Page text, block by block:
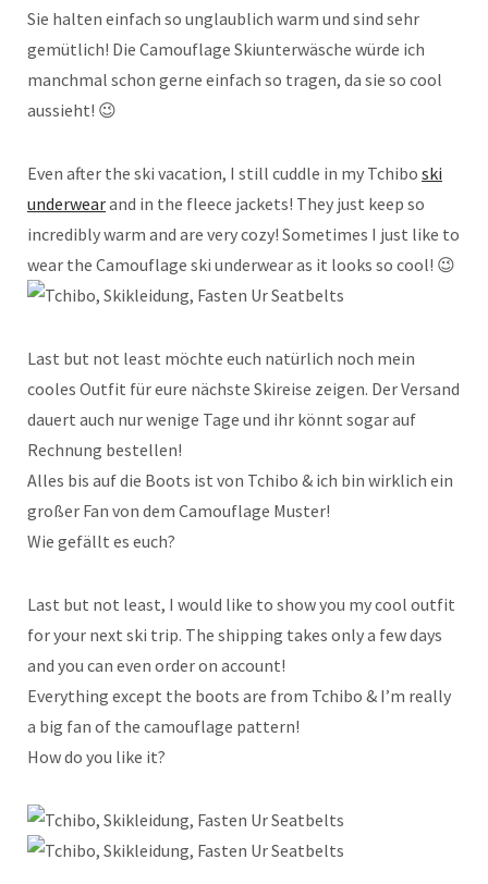
Sie halten einfach so unglaublich warm und sind sehr
gemütlich! Die Camouflage Skiunterwäsche würde ich
manchmal schon gerne einfach so tragen, da sie so cool
aussieht! 😉
Even after the ski vacation, I still cuddle in my Tchibo ski
underwearand in the fleece jackets! They just keep so
incredibly warm and are very cozy! Sometimes I just like to
wear the Camouflage ski underwear as it looks so cool! 😉
Last but not least möchte euch natürlich noch mein
cooles Outfit für eure nächste Skireise zeigen. Der Versand
dauert auch nur wenige Tage und ihr könnt sogar auf
Rechnung bestellen!
Alles bis auf die Boots ist von Tchibo & ich bin wirklich ein
großer Fan von dem Camouflage Muster!
Wie gefällt es euch?
Last but not least, I would like to show you my cool outfit
for your next ski trip. The shipping takes only a few days
and you can even order on account!
Everything except the boots are from Tchibo & I’m really
a big fan of the camouflage pattern!
How do you like it?